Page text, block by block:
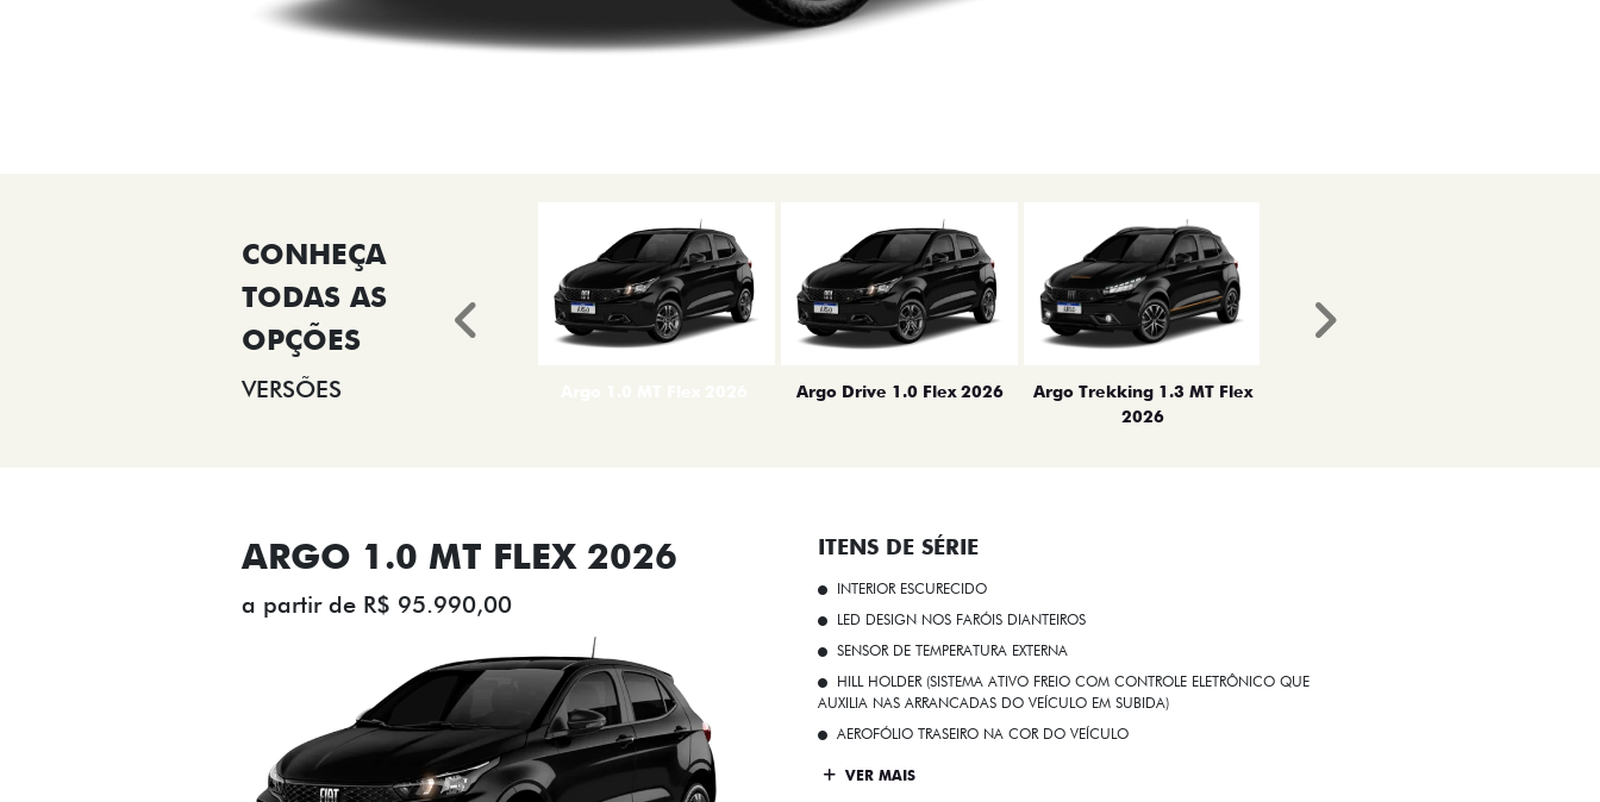
VERSÕES Argo Drive 1.0 Flex 2026
Argo Trekking 1.3 MT Flex
2026
Anterior Próximo
ARGO 1.0 MT FLEX 2026
a partir de R$ 95.990,00
ITENS DE SÉRIE
INTERIOR ESCURECIDO
LED DESIGN NOS FARÓIS DIANTEIROS
SENSOR DE TEMPERATURA EXTERNA
HILL HOLDER (SISTEMA ATIVO FREIO COM CONTROLE ELETRÔNICO QUE
AUXILIA NAS ARRANCADAS DO VEÍCULO EM SUBIDA)
AEROFÓLIO TRASEIRO NA COR DO VEÍCULO
VER MAIS